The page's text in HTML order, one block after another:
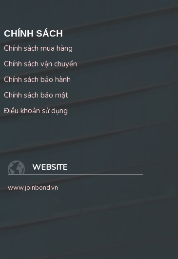
CHÍNH SÁCH
Chính sách mua hàng
Chính sách vận chuyển
Chính sách bảo hành
Chính sách bảo mật
Điều khoản sử dụng
WEBSITE
www.joinbond.vn